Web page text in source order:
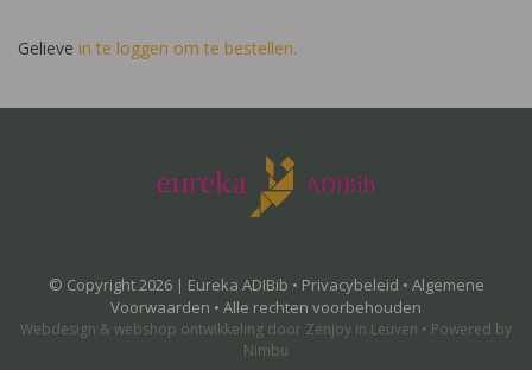
Gelieve in te loggen om te bestellen.
© Copyright 2026 | Eureka ADIBib • Privacybeleid • Algemene
Voorwaarden • Alle rechten voorbehouden
Webdesign & webshop ontwikkeling door Zenjoy in Leuven • Powered by
Nimbu